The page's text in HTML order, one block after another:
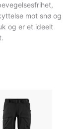
mot snø og
og er et ideelt